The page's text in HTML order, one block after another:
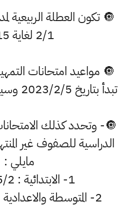
2/1 لغاية 2/15
🔘 مواعيد امتحانات
تبدأ بتاريخ 2023/2/5 وسيعلن الجدول لاحقا
🔘- وتحدد كذلك
الدراسية للصفوف غير
مايلي :
1- الابتدائية : 2023/5/2
2- المتوسطة والاعدادية : 2023/5/17